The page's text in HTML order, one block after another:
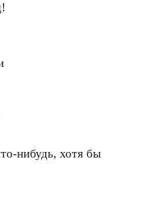
нибудь, хотя бы